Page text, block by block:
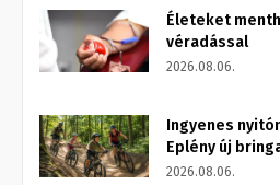
Életeket
véradással
2026.08.06.
Ingyenes
Eplény új
2026.08.06.